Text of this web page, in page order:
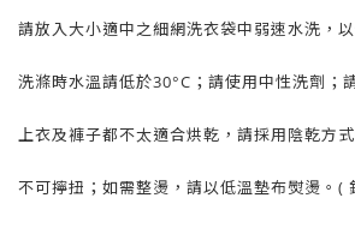
請放入大小適中之細網洗衣袋中弱速水洗，
洗滌時水溫請低於30°C；請使用中性洗劑；
上衣及褲子都不太適合烘乾，請採用陰乾方式
不可擰扭；如需整燙，請以低溫墊布熨燙。(